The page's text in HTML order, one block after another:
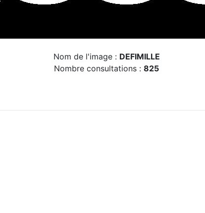
Nom de l'image : DEFIMILLE
Nombre consultations : 825